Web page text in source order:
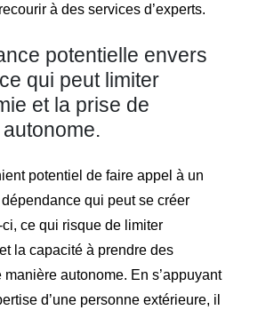
à des services d’experts.
potentielle envers
ce qui peut limiter
et la prise de
potentiel de faire appel à un
qui peut se créer
ce qui risque de limiter
et la capacité à prendre des
autonome. En s’appuyant
d’une personne extérieure, il